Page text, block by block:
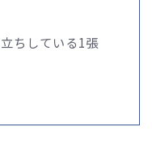
ちしている1張